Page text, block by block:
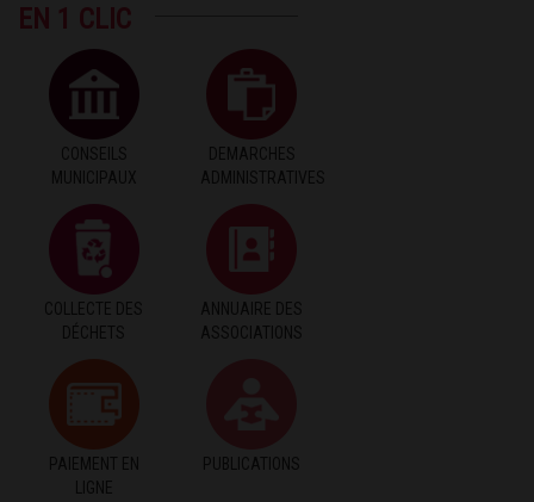
EN 1 CLIC
CONSEILS
MUNICIPAUX
DEMARCHES
ADMINISTRATIVES
COLLECTE DES
DÉCHETS
ANNUAIRE DES
ASSOCIATIONS
PAIEMENT EN
LIGNE
PUBLICATIONS